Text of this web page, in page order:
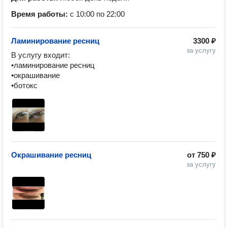
Время работы: с 10:00 по 22:00
3300 ₽
за услугу
Ламинирование ресниц
В услугу входит:
•ламинирование ресниц
•окрашивание
•ботокс
от 750 ₽
за услугу
Окрашивание ресниц